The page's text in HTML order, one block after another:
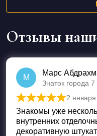
Отзывы
М
Марс
Знаток города 7
Оценка 5из 5
2 января
Знакомы уже
внутренних
декоративную